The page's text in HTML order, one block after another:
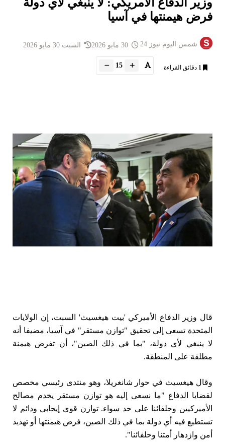
فرض هيمنتها في آسيا
شمس اليوم نيوز 24 السبت 30 مايو 2026
1 دقائق القراءة 15
قال وزير الدفاع الأميركي 'بيت هيغسيث' السبت، إن الولايات
المتحدة تسعى إلى تحقيق "توازن مستقر" في آسيا، مضيفا أنه
لا ينبغي لأي دولة، "بما في ذلك الصين"، أن تفرض هيمنة
مطلقة على المنطقة.
وقال هيغسيث في حوار شانغريلا، وهو منتدى رئيسي مخصص
لقضايا الدفاع "ما نسعى إليه هو توازن مستقر يخدم مصالح
الأميركيين وحلفائنا على حد سواء. توازن قوى إيجابي ودائم لا
تستطيع فيه أي دولة بما في ذلك الصين، فرض هيمنتها أو تهديد
أمن وازدهار أمتنا وحلفائنا".